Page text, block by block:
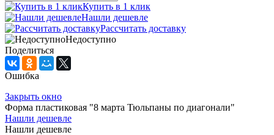
Купить в 1 клик
Нашли дешевле
Рассчитать доставку
Недоступно
Поделиться
Ошибка
Закрыть окно
Форма пластиковая "8 марта Тюльпаны по диагонали"
Нашли дешевле
Нашли дешевле